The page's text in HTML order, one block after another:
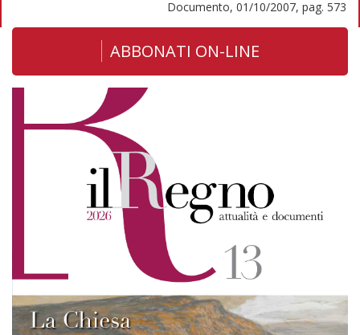
Documento, 01/10/2007, pag. 573
ABBONATI ON-LINE